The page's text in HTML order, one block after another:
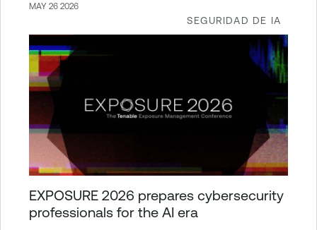
SEGURIDAD DE IA
MAY 26 2026
EXPOSURE 2026 prepares cybersecurity
professionals for the AI era